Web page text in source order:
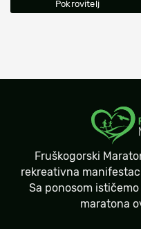
Pokrovitelj
Fruškogorski
rekreativna
Sa ponosom
maratona